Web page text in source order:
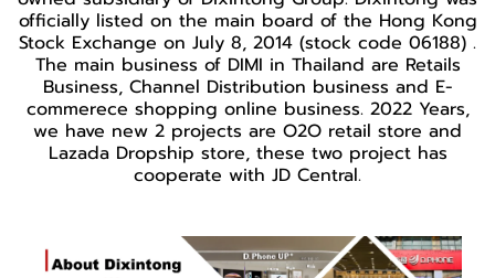
officially listed on the main board of the Hong Kong
Stock Exchange on July 8, 2014 (stock code 06188) .
The main business of DIMI in Thailand are Retails
Business, Channel Distribution business and E-
commerece shopping online business. 2022 Years,
we have new 2 projects are O2O retail store and
Lazada Dropship store, these two project has
cooperate with JD Central.